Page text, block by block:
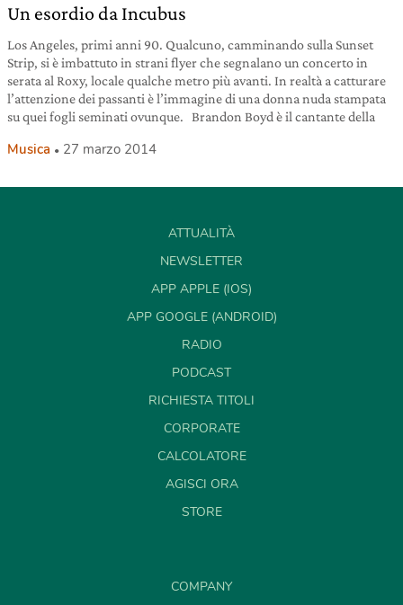
Un esordio da Incubus
Los Angeles, primi anni 90. Qualcuno, camminando sulla Sunset
Strip, si è imbattuto in strani flyer che segnalano un concerto in
serata al Roxy, locale qualche metro più avanti. In realtà a catturare
l’attenzione dei passanti è l’immagine di una donna nuda stampata
su quei fogli seminati ovunque. Brandon Boyd è il cantante della
Musica 27 marzo 2014
ATTUALITÀ
NEWSLETTER
APP APPLE (IOS)
APP GOOGLE (ANDROID)
RADIO
PODCAST
RICHIESTA TITOLI
CORPORATE
CALCOLATORE
AGISCI ORA
STORE
COMPANY